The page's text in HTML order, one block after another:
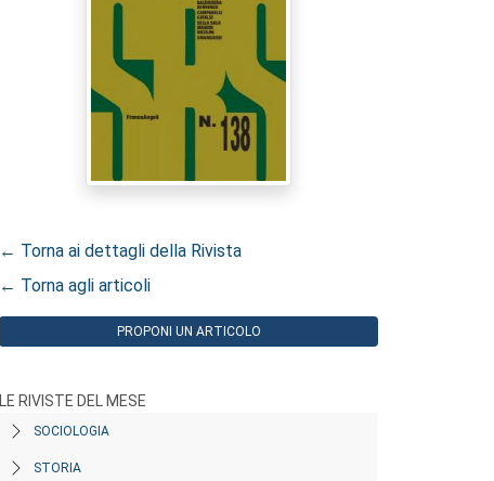
← Torna ai dettagli della Rivista
← Torna agli articoli
PROPONI UN ARTICOLO
LE RIVISTE DEL MESE
SOCIOLOGIA
STORIA